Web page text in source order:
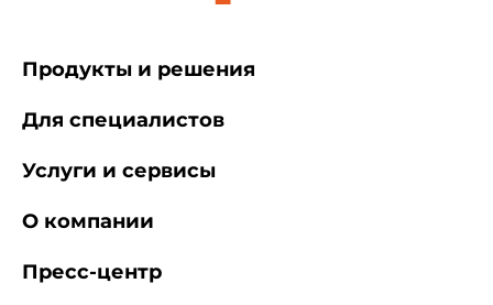
Продукты и решения
Для специалистов
Услуги и сервисы
О компании
Пресс-центр